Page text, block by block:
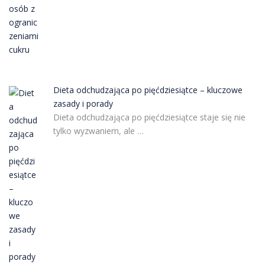
Dieta odchudzająca po pięćdziesiątce – kluczowe
zasady i porady
Dieta odchudzająca po pięćdziesiątce staje się nie
tylko wyzwaniem, ale …